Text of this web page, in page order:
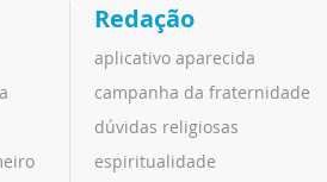
Redação
aplicativo aparecida
campanha da fraternidade
dúvidas religiosas
espiritualidade